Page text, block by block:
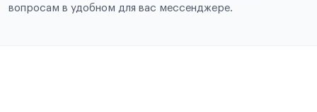
вопросам в удобном для вас мессенджере.